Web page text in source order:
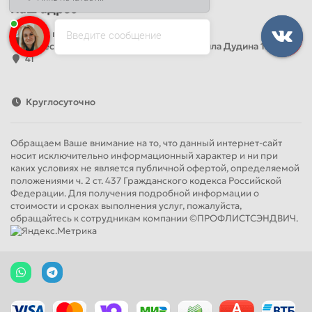
Наш адрес
Офис продаж
Адрес: Россия, Санкт-Петербург, Михаила Дудина 15, офис
41
Круглосуточно
Обращаем Ваше внимание на то, что данный интернет-сайт
носит исключительно информационный характер и ни при
каких условиях не является публичной офертой, определяемой
положениями ч. 2 ст. 437 Гражданского кодекса Российской
Федерации. Для получения подробной информации о
стоимости и сроках выполнения услуг, пожалуйста,
обращайтесь к сотрудникам компании ©ПРОФЛИСТСЭНДВИЧ.
Введите сообщение